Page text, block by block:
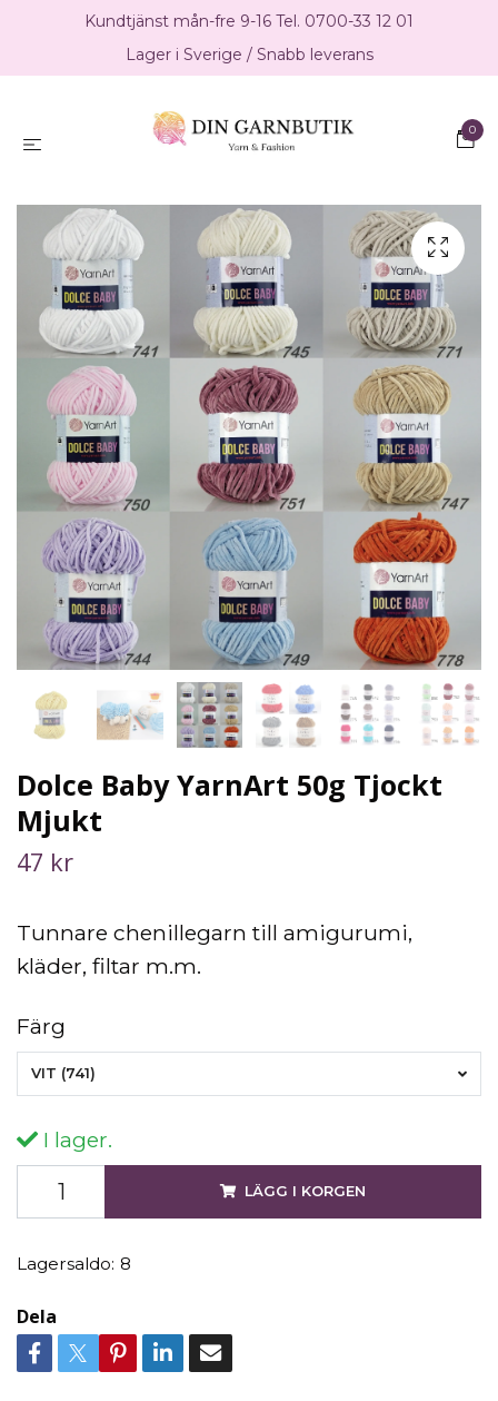
Kundtjänst mån-fre 9-16 Tel. 0700-33 12 01
Lager i Sverige / Snabb leverans
0
Dolce Baby YarnArt 50g Tjockt
Mjukt
47 kr
Tunnare chenillegarn till amigurumi,
kläder, filtar m.m.
Färg
VIT (741)
I lager.
LÄGG I KORGEN
Lagersaldo: 8
Dela